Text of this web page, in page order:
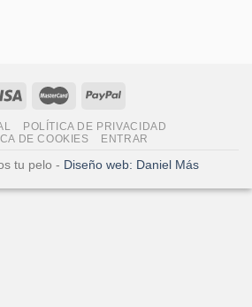
POLÍTICA DE PRIVACIDAD
DE COOKIES
ENTRAR
tu pelo - Diseño web: Daniel Más